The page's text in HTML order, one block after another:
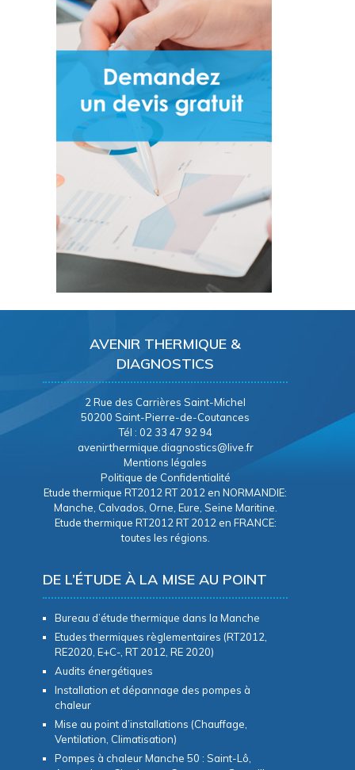
AVENIR THERMIQUE &
DIAGNOSTICS
2 Rue des Carrières Saint-Michel
50200 Saint-Pierre-de-Coutances
Tél : 02 33 47 92 94
avenirthermique.diagnostics@live.fr
Mentions légales
Politique de Confidentialité
Etude thermique RT2012 RT 2012 en NORMANDIE:
Manche, Calvados, Orne, Eure, Seine Maritine.
Etude thermique RT2012 RT 2012 en FRANCE:
toutes les régions.
DE L’ÉTUDE À LA MISE AU POINT
Bureau d’étude thermique dans la Manche
Etudes thermiques règlementaires (RT2012,
RE2020, E+C-, RT 2012, RE 2020)
Audits énergétiques
Installation et dépannage des pompes à
chaleur
Mise au point d’installations (Chauffage,
Ventilation, Climatisation)
Pompes à chaleur Manche 50 : Saint-Lô,